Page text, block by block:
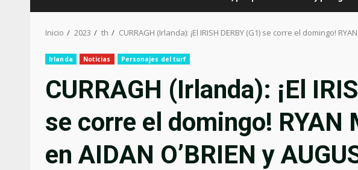
Inicio 2023 th CURRAGH (Irlanda): ¡El IRISH DERBY (G1) se corre el domingo!
Irlanda Noticias Personajes del turf
CURRAGH (Irlanda): ¡El
se corre el domingo! RYAN
en AIDAN O’BRIEN y